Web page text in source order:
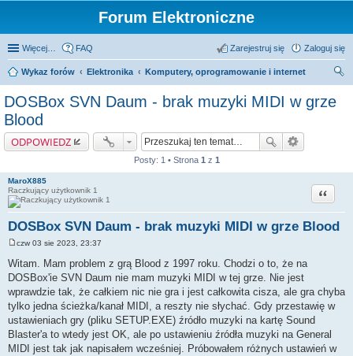
Forum Elektroniczne
Więcej… FAQ Zaloguj się
Zarejestruj się
Wykaz forów Elektronika
Komputery, oprogramowanie i internet
kaj
DOSBox SVN Daum - brak muzyki MIDI w grze
Blood
ODPOWIEDZ
Posty: 1 • Strona 1 z 1
MaroX885
Raczkujący użytkownik 1
DOSBox SVN Daum - brak muzyki MIDI w grze Blood
Cytuj
o
s
t
czw 03 sie 2023, 23:37
Witam. Mam problem z grą Blood z 1997 roku. Chodzi o to, że na
DOSBox'ie SVN Daum nie mam muzyki MIDI w tej grze. Nie jest
wprawdzie tak, że całkiem nic nie gra i jest całkowita cisza, ale gra chyba
tylko jedna ścieżka/kanał MIDI, a reszty nie słychać. Gdy przestawię w
ustawieniach gry (pliku SETUP.EXE) źródło muzyki na kartę Sound
Blaster'a to wtedy jest OK, ale po ustawieniu źródła muzyki na General
MIDI jest tak jak napisałem wcześniej. Próbowałem różnych ustawień w